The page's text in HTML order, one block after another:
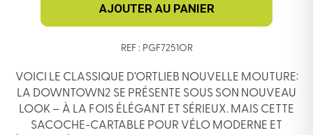
ORTLIEB
DOWNTOWN
NOIRE
AJOUTER AU PANIER
REF : PGF7251OR
VOICI LE CLASSIQUE D’ORTLIEB NOUVELLE MOUTURE:
LA DOWNTOWN2 SE PRÉSENTE SOUS SON NOUVEAU
LOOK – À LA FOIS ÉLÉGANT ET SÉRIEUX. MAIS CETTE
SACOCHE-CARTABLE POUR VÉLO MODERNE ET